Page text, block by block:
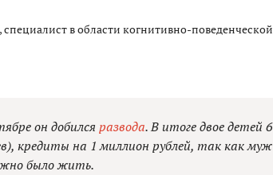
в области когнитивно-поведенческой
он добился развода. В итоге двое детей 6
кредиты на 1 миллион рублей, так как муж
было жить.